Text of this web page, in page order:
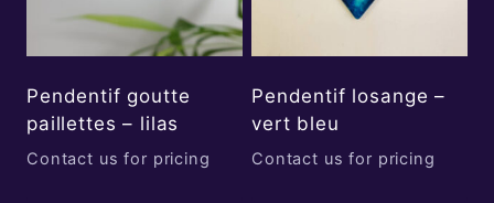
Pendentif goutte
paillettes – lilas
Contact us for pricing
Pendentif losange –
vert bleu
Contact us for pricing